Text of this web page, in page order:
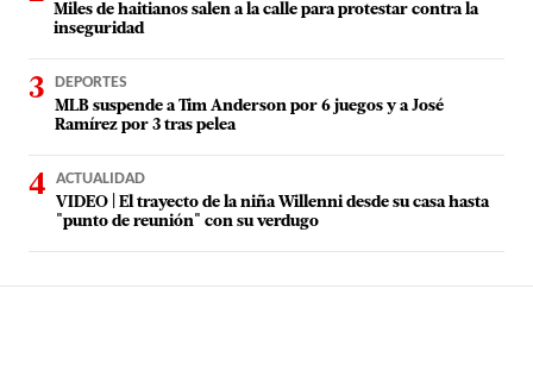
Miles de haitianos salen a la calle para protestar contra la
inseguridad
DEPORTES
MLB suspende a Tim Anderson por 6 juegos y a José
Ramírez por 3 tras pelea
ACTUALIDAD
VIDEO | El trayecto de la niña Willenni desde su casa hasta
"punto de reunión" con su verdugo